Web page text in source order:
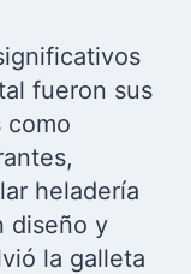
fueron sus
como
heladería
diseño y
la galleta